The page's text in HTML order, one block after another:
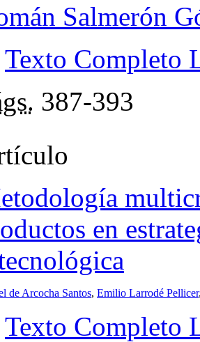
Salmerón
Texto Completo
387-393
en
de Arcocha Santos, Emilio Larrodé Pellicer
Texto Completo